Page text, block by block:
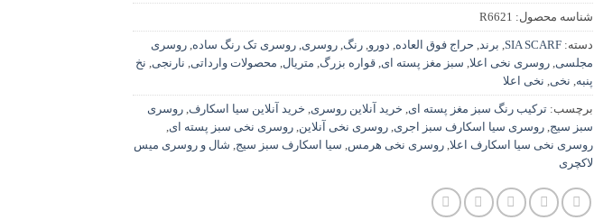
شناسه محصول: R6621
دسته: SIA SCARF برند حراج فوق العاده دورو رنگ روسری روسری تک رنگ ساده روسری
مجلسی روسری نخی اعلا سبز مغز پسته ای قواره بزرگ متریال محصولات وارداتی نارنجی نخ
پنبه نخی نخی اعلا
برچسب: ترکیب رنگ سبز مغز پسته ای خرید آنلاین روسری خرید آنلاین سیا اسکارف روسری
سبز سیج روسری سیا اسکارف سبز اجری روسری نخی آنلاین روسری نخی سبز پسته ای
روسری نخی سیا اسکارف اعلا روسری نخی هرمس سیا اسکارف سبز سیج شال و روسری میس
لاکچری